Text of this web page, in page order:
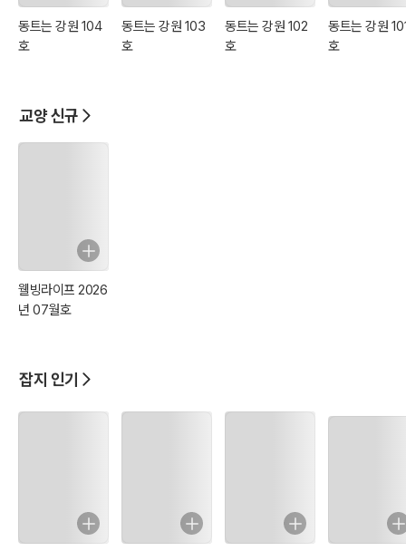
동트는 강원 104
호
동트는 강원 103
호
동트는 강원 102
호
동트는 강원
호
교양 신규
웰빙라이프 2026
년 07월호
잡지 인기